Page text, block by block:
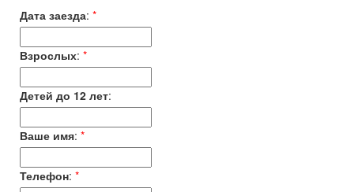
Дата заезда: *
Взрослых: *
Детей до 12 лет:
Ваше имя: *
Телефон: *